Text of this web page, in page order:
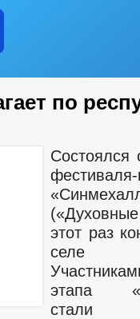
по
Состоялся
фестиваля-
этот раз
селе
этапа
стали